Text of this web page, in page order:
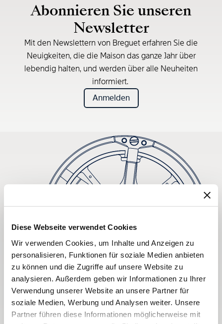
Diese Webseite verwendet Cookies
Wir verwenden Cookies, um Inhalte und Anzeigen zu
personalisieren, Funktionen für soziale Medien anbieten
zu können und die Zugriffe auf unsere Website zu
analysieren. Außerdem geben wir Informationen zu Ihrer
Verwendung unserer Website an unsere Partner für
soziale Medien, Werbung und Analysen weiter. Unsere
Partner führen diese Informationen möglicherweise mit
Abonnieren Sie unseren
Newsletter
Mit den Newslettern von Breguet erfahren Sie die
Neuigkeiten, die die Maison das ganze Jahr über
lebendig halten, und werden über alle Neuheiten
informiert.
Anmelden